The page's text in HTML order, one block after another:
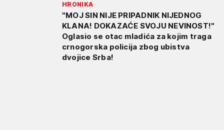
HRONIKA
"MOJ SIN NIJE PRIPADNIK NIJEDNOG
KLANA! DOKAZAĆE SVOJU NEVINOST!"
Oglasio se otac mladića za kojim traga
crnogorska policija zbog ubistva
dvojice Srba!